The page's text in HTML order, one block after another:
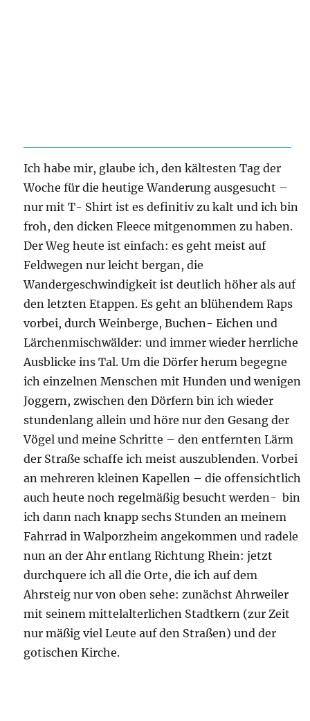
Ich habe mir, glaube ich, den kältesten Tag der
Woche für die heutige Wanderung ausgesucht –
nur mit T- Shirt ist es definitiv zu kalt und ich bin
froh, den dicken Fleece mitgenommen zu haben.
Der Weg heute ist einfach: es geht meist auf
Feldwegen nur leicht bergan, die
Wandergeschwindigkeit ist deutlich höher als auf
den letzten Etappen. Es geht an blühendem Raps
vorbei, durch Weinberge, Buchen- Eichen und
Lärchenmischwälder: und immer wieder herrliche
Ausblicke ins Tal. Um die Dörfer herum begegne
ich einzelnen Menschen mit Hunden und wenigen
Joggern, zwischen den Dörfern bin ich wieder
stundenlang allein und höre nur den Gesang der
Vögel und meine Schritte – den entfernten Lärm
der Straße schaffe ich meist auszublenden. Vorbei
an mehreren kleinen Kapellen – die offensichtlich
auch heute noch regelmäßig besucht werden- bin
ich dann nach knapp sechs Stunden an meinem
Fahrrad in Walporzheim angekommen und radele
nun an der Ahr entlang Richtung Rhein: jetzt
durchquere ich all die Orte, die ich auf dem
Ahrsteig nur von oben sehe: zunächst Ahrweiler
mit seinem mittelalterlichen Stadtkern (zur Zeit
nur mäßig viel Leute auf den Straßen) und der
gotischen Kirche.